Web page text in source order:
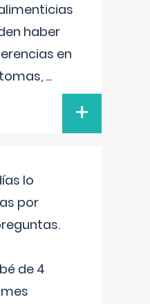
haber
en
...
+
lo
por
de 4